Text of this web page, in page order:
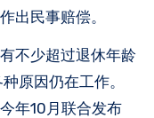
出民事赔偿。
不少超过退休年龄
原因仍在工作。
年10月联合发布